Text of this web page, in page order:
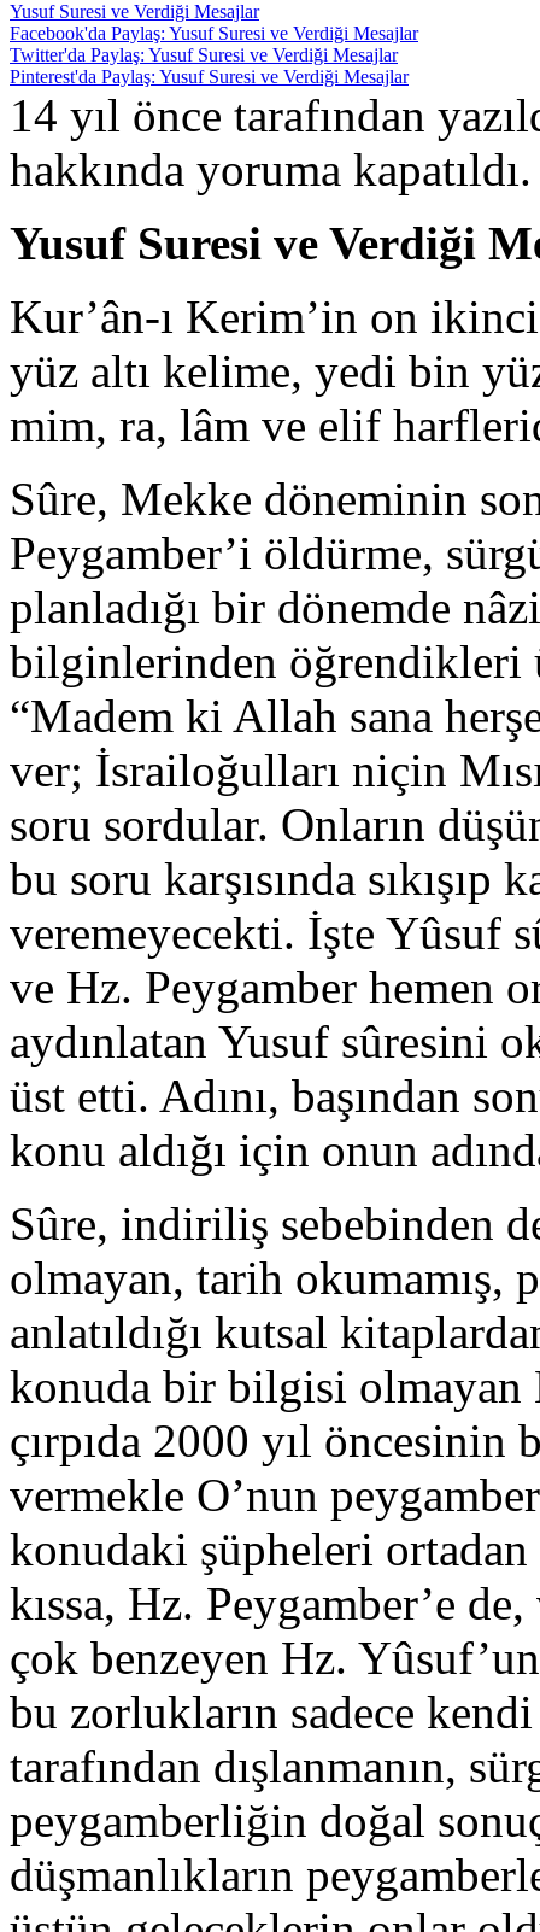
Yusuf Suresi ve Verdiği Mesajlar
Facebook'da Paylaş: Yusuf Suresi ve Verdiği Mesajlar
Twitter'da Paylaş: Yusuf Suresi ve Verdiği Mesajlar
Pinterest'da Paylaş: Yusuf Suresi ve Verdiği Mesajlar
14 yıl önce tarafından
hakkında yoruma kapatıldı.
Yusuf Suresi ve Verdiği
Kur’ân-ı Kerim’in on
yüz altı kelime, yedi bin
mim, ra, lâm ve elif
Sûre, Mekke döneminin
Peygamber’i öldürme,
planladığı bir dönemde
bilginlerinden öğrendikleri
“Madem ki Allah sana
ver; İsrailoğulları niçin
soru sordular. Onların
bu soru karşısında
veremeyecekti. İşte Yûsuf
ve Hz. Peygamber hemen
aydınlatan Yusuf sûresini
üst etti. Adını, başından
konu aldığı için onun
Sûre, indiriliş sebebinden
olmayan, tarih okumamış,
anlatıldığı kutsal
konuda bir bilgisi olmayan
çırpıda 2000 yıl öncesinin
vermekle O’nun
konudaki şüpheleri ortadan
kıssa, Hz. Peygamber’e
çok benzeyen Hz.
bu zorlukların sadece
tarafından dışlanmanın,
peygamberliğin doğal
düşmanlıkların